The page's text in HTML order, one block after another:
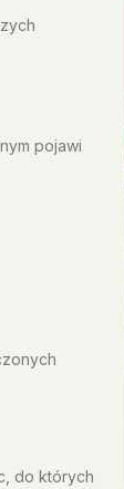
pojawi
do których